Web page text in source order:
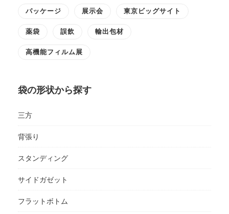
パッケージ 展示会 東京ビッグサイト
薬袋 誤飲 輸出包材
高機能フィルム展
袋の形状から探す
三方
背張り
スタンディング
サイドガゼット
フラットボトム